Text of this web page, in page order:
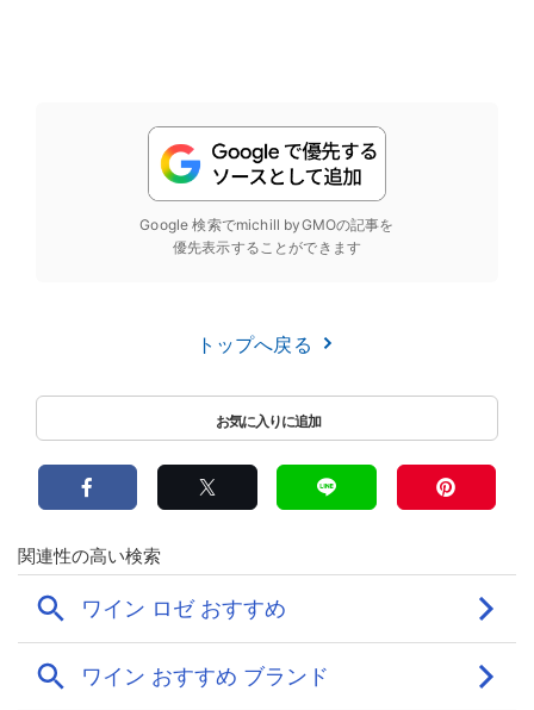
Google 検索でmichill byGMOの記事を
優先表示することができます
トップへ戻る